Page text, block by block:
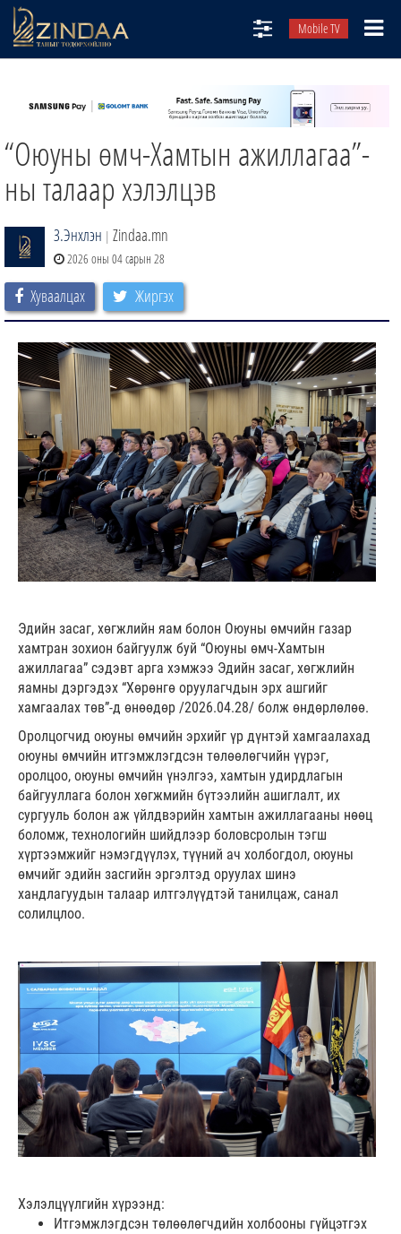
Mobile TV
ТВ8
ӨГЛӨӨНИЙ СОНИН
АУДИО ЗОХИОЛ
“Оюуны өмч-Хамтын ажиллагаа”-
ны талаар хэлэлцэв
З.Энхлэн | Zindaa.mn
2026 оны 04 сарын 28
Хуваалцах Жиргэх
Эдийн засаг, хөгжлийн яам болон Оюуны өмчийн газар
хамтран зохион байгуулж буй “Оюуны өмч-Хамтын
ажиллагаа” сэдэвт арга хэмжээ Эдийн засаг, хөгжлийн
яамны дэргэдэх “Хөрөнгө оруулагчдын эрх ашгийг
хамгаалах төв”-д өнөөдөр /2026.04.28/ болж өндөрлөлөө.
Оролцогчид оюуны өмчийн эрхийг үр дүнтэй хамгаалахад
оюуны өмчийн итгэмжлэгдсэн төлөөлөгчийн үүрэг,
оролцоо, оюуны өмчийн үнэлгээ, хамтын удирдлагын
байгууллага болон хөгжмийн бүтээлийн ашиглалт, их
сургууль болон аж үйлдвэрийн хамтын ажиллагааны нөөц
боломж, технологийн шийдлээр боловсролын тэгш
хүртээмжийг нэмэгдүүлэх, түүний ач холбогдол, оюуны
өмчийг эдийн засгийн эргэлтэд оруулах шинэ
хандлагуудын талаар илтгэлүүдтэй танилцаж, санал
солилцлоо.
Хэлэлцүүлгийн хүрээнд:
Итгэмжлэгдсэн төлөөлөгчдийн холбооны гүйцэтгэх